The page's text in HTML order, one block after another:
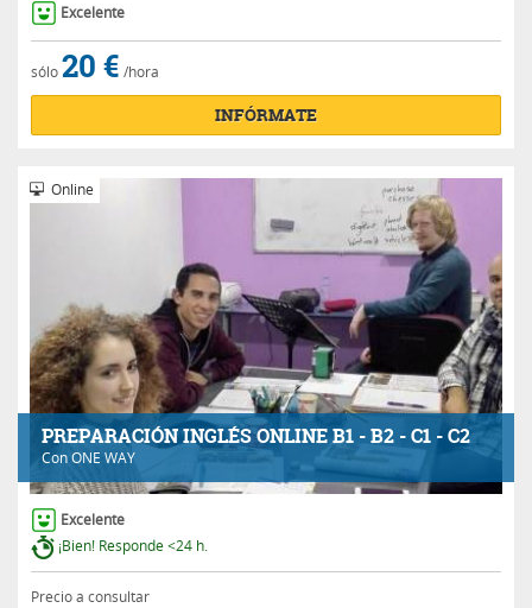
Excelente
sólo20 € /hora
INFÓRMATE
PREPARACIÓN INGLÉS ONLINE B1 - B2 - C1 - C2
ConONE WAY
Online
Excelente
¡Bien! Responde <24 h.
Precio a consultar